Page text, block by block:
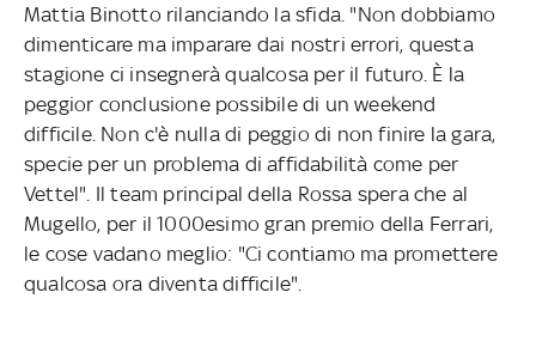
Mattia Binotto rilanciando la sfida. "Non dobbiamo
dimenticare ma imparare dai nostri errori, questa
stagione ci insegnerà qualcosa per il futuro. È la
peggior conclusione possibile di un weekend
difficile. Non c'è nulla di peggio di non finire la gara,
specie per un problema di affidabilità come per
Vettel". Il team principal della Rossa spera che al
Mugello, per il 1000esimo gran premio della Ferrari,
le cose vadano meglio: "Ci contiamo ma promettere
qualcosa ora diventa difficile".